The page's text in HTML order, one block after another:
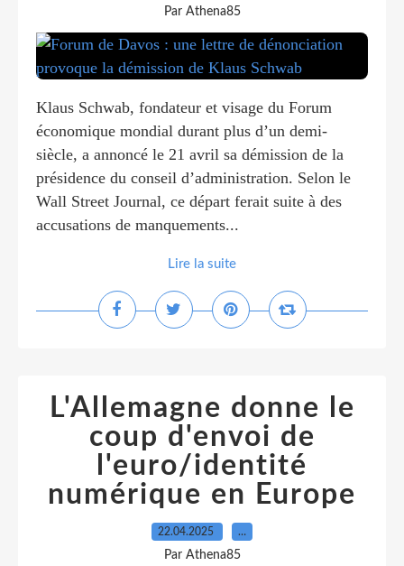
Par Athena85
Klaus Schwab, fondateur et visage du Forum
économique mondial durant plus d’un demi-
siècle, a annoncé le 21 avril sa démission de la
présidence du conseil d’administration. Selon le
Wall Street Journal, ce départ ferait suite à des
accusations de manquements...
Lire la suite
L'Allemagne donne le
coup d'envoi de
l'euro/identité
numérique en Europe
22.04.2025 …
Par Athena85